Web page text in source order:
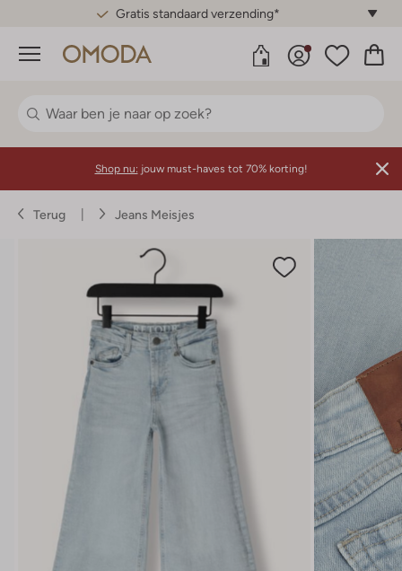
Gratis standaard verzending*
Menu
Shop nu: jouw must-haves tot 70% korting!
Terug Jeans Meisjes